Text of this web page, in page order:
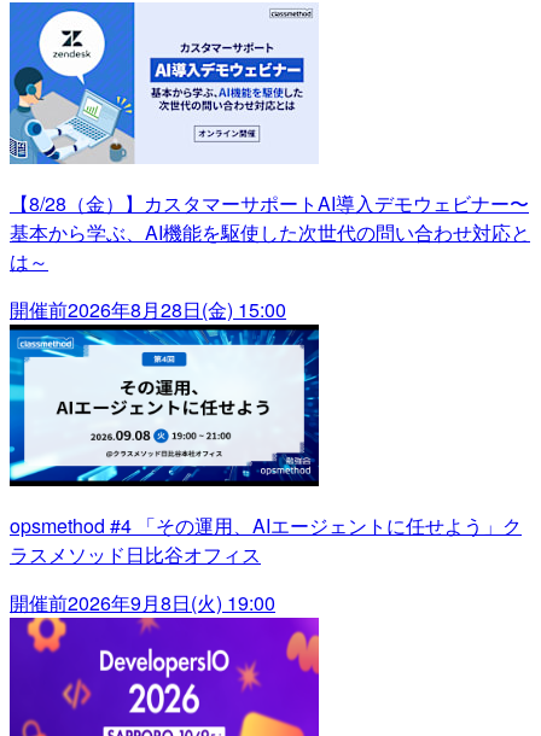
【8/28（金）】カスタマーサポートAI導入デモウェビナー〜
基本から学ぶ、AI機能を駆使した次世代の問い合わせ対応と
は～
開催前2026年8月28日(金) 15:00
opsmethod #4 「その運用、AIエージェントに任せよう」ク
ラスメソッド日比谷オフィス
開催前2026年9月8日(火) 19:00